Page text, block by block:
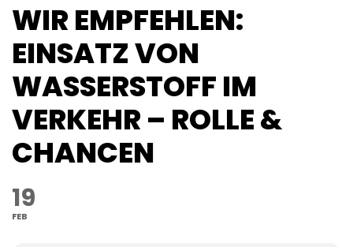
WIR EMPFEHLEN:
EINSATZ VON
WASSERSTOFF IM
VERKEHR – ROLLE &
CHANCEN
19
FEB